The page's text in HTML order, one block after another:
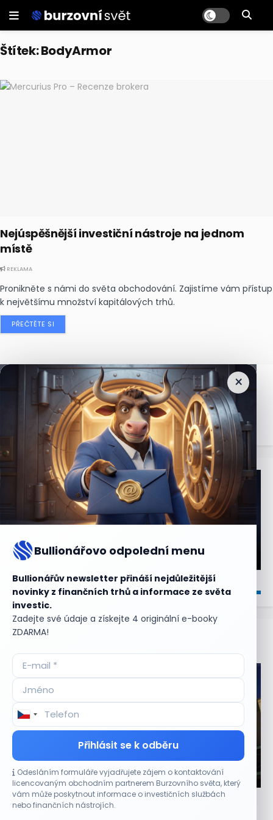
Štítek:BodyArmor
Nejúspěšnější investiční nástroje na jednom
místě
REKLAMA
Pronikněte s námi do světa obchodování. Zajistíme vám přístup
k největšímu množství kapitálových trhů.
PŘEČTĚTE SI
×
Bullionářovo odpolední menu
Bullionářův newsletter přináší nejdůležitější
novinky z finančních trhů a informace ze světa
investic.
Zadejte své údaje a získejte 4 originální e-booky
ZDARMA!
Přihlásit se k odběru
Odesláním formuláře vyjadřujete zájem o kontaktování
licencovaným obchodním partnerem Burzovního světa, který
vám může poskytnout informace o investičních službách
nebo finančních nástrojích.
Nejčtenějšízprávy
Aktuální
CO HÝBE TRHEM
Dick’s Sporting Goods letos roste o pět %, Foot